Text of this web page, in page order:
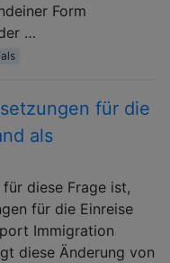
Form
…
für die
als
diese Frage ist,
für die Einreise
Immigration
diese Änderung von